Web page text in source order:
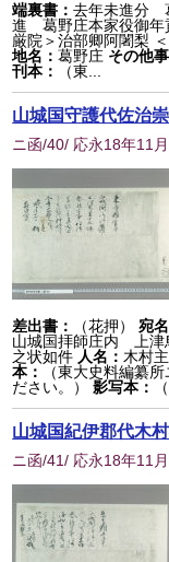
端裏書：去年未進分
進 葛野庄本家役御年
厳院＞治部卿阿闍梨
地名：葛野庄 その他
刊本：
（東...
山城国守護代佐治
ニ函/40/ 応永18年11
差出書： （花押） 宛
山城国拝師庄内 上
之状如件 人名： 木村
本：
（東大史料編纂
ださい。）
影写本：
山城国紀伊郡代木
ニ函/41/ 応永18年11